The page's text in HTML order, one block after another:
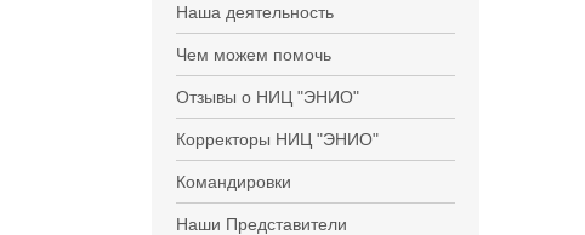
Наша деятельность
Чем можем помочь
Отзывы о НИЦ "ЭНИО"
Корректоры НИЦ "ЭНИО"
Командировки
Наши Представители